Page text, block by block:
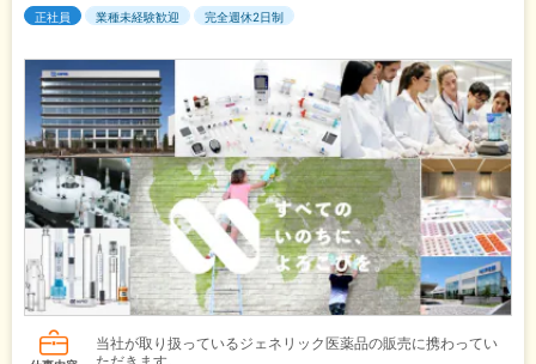
正社員 業種未経験歓迎 完全週休2日制
当社が取り扱っているジェネリック医薬品の販売に携わってい